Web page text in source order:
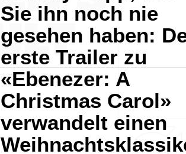
Sie ihn noch nie
gesehen haben:
erste Trailer zu
«Ebenezer: A
Christmas Carol»
verwandelt einen